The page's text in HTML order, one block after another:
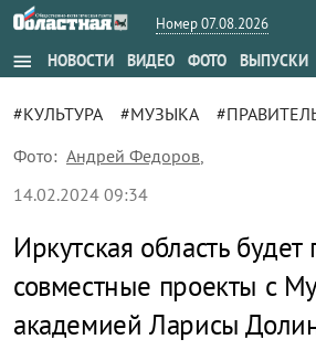
Номер 07.08.2026
menu НОВОСТИ ВИДЕО ФОТО ВЫПУСКИ
#КУЛЬТУРА #МУЗЫКА
Фото: Андрей Федоров,
14.02.2024 09:34
Иркутская область будет
совместные проекты с
академией Ларисы